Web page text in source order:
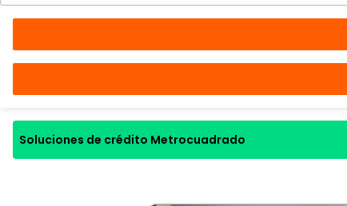
Soluciones de crédito Metrocuadrado